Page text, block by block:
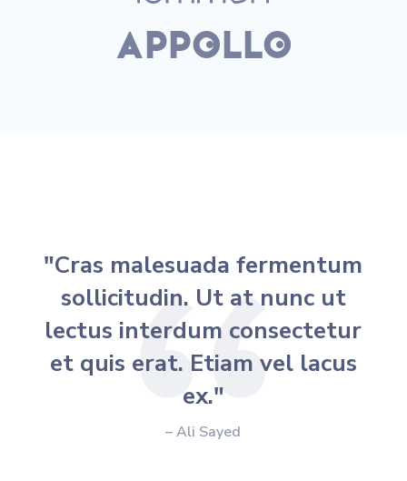
"Cras malesuada fermentum
sollicitudin. Ut at nunc ut
lectus interdum consectetur
et quis erat. Etiam vel lacus
ex."
– Ali Sayed